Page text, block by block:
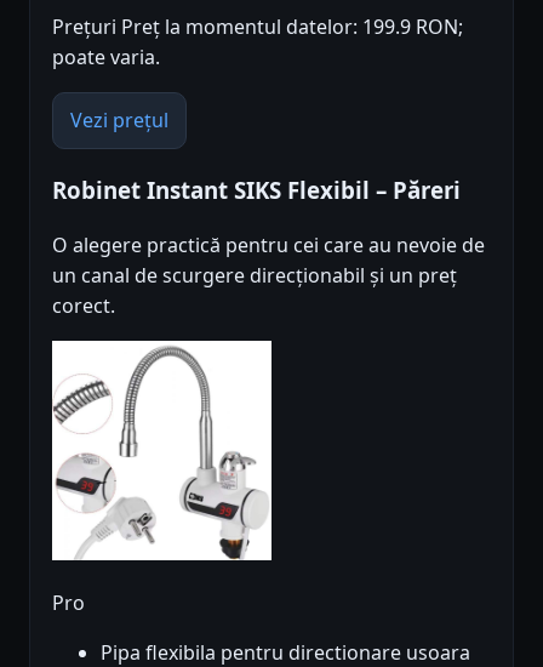
Prețuri Preț la momentul datelor: 199.9 RON;
poate varia.
Vezi prețul
Robinet Instant SIKS Flexibil – Păreri
O alegere practică pentru cei care au nevoie de
un canal de scurgere direcționabil și un preț
corect.
Pro
Pipa flexibila pentru directionare usoara